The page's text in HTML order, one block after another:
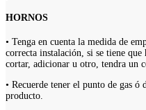
HORNOS
• Tenga en cuenta la medida de
correcta instalación, si se tiene
cortar, adicionar u otro, tendra un
• Recuerde tener el punto de gas
producto.